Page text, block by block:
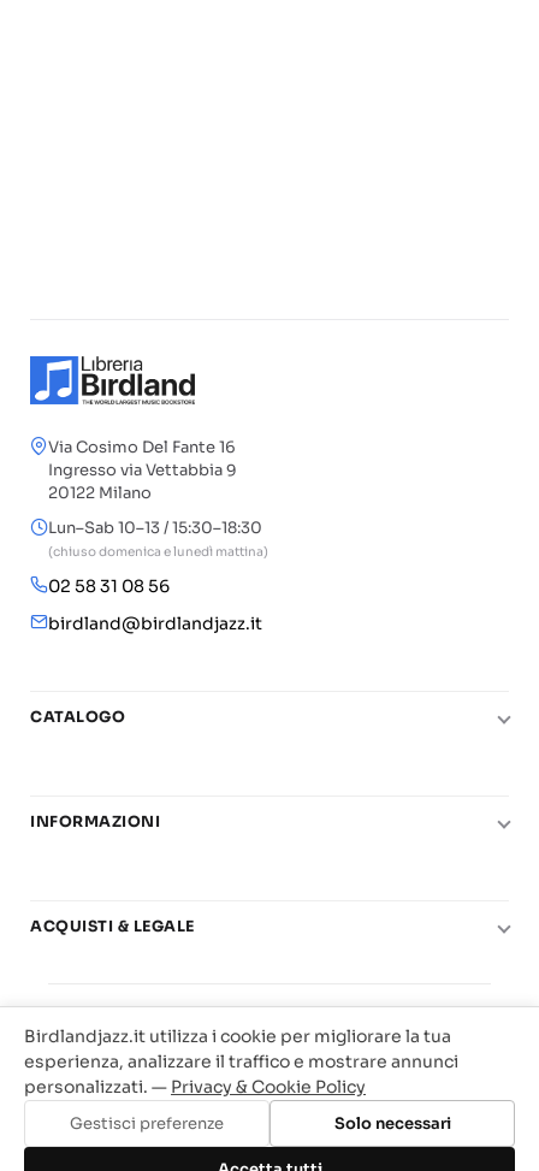
Aggiungi al carrello
Via Cosimo Del Fante 16
Ingresso via Vettabbia 9
20122 Milano
Lun–Sab 10–13 / 15:30–18:30
(chiuso domenica e lunedì mattina)
02 58 31 08 56
birdland@birdlandjazz.it
CATALOGO
Chitarra
Basi play-along
Offerte
INFORMAZIONI
Carta del Docente
ACQUISTI & LEGALE
Privacy & Cookie
Traccia il tuo ordine
Birdland Milano. P.Iva 12093700156
Web Agency Milano
Birdlandjazz.it utilizza i cookie per migliorare la tua
esperienza, analizzare il traffico e mostrare annunci
personalizzati. — Privacy & Cookie Policy
Gestisci preferenze Solo necessari